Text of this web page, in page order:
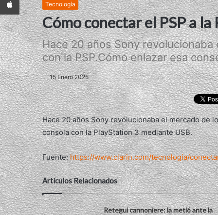
Tecnología
Cómo conectar el PSP a
Hace 20 años Sony
con la PSP.Cómo enlazar esa
15 Enero 2025
Hace 20 años Sony revolucionaba el mercado de
consola con la PlayStation 3 mediante USB.
Fuente:https://www.clarin.com/tecnologia/
Artículos Relacionados
Retegui cannoniere: la metió ante la